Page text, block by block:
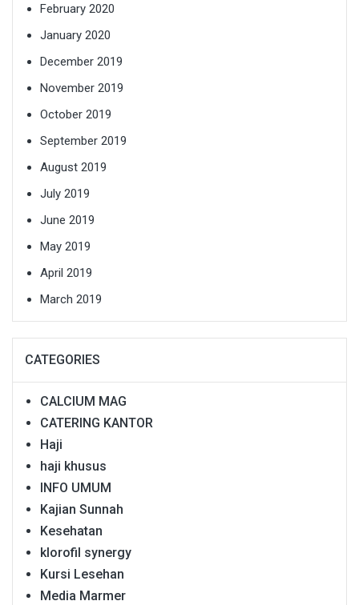
February 2020
January 2020
December 2019
November 2019
October 2019
September 2019
August 2019
July 2019
June 2019
May 2019
April 2019
March 2019
CATEGORIES
CALCIUM MAG
CATERING KANTOR
Haji
haji khusus
INFO UMUM
Kajian Sunnah
Kesehatan
klorofil synergy
Kursi Lesehan
Media Marmer